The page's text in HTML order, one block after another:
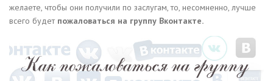
желаете, чтобы они получили по заслугам, то, несомненно, лучше
всего будет пожаловаться на группу Вконтакте.